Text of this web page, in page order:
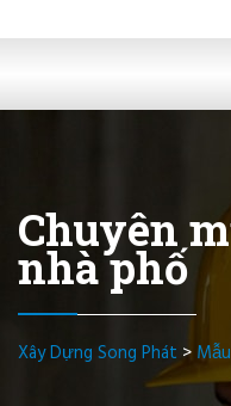
Chuyên
nhà phố
Xây Dựng Song Phát >